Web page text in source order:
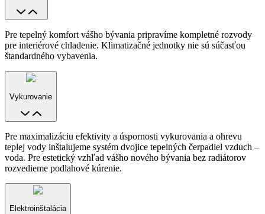
Pre tepelný komfort vášho bývania pripravíme kompletné rozvody
pre interiérové chladenie. Klimatizačné jednotky nie sú súčasťou
štandardného vybavenia.
Vykurovanie
Pre maximalizáciu efektivity a úspornosti vykurovania a ohrevu
teplej vody inštalujeme systém dvojice tepelných čerpadiel vzduch –
voda. Pre estetický vzhľad vášho nového bývania bez radiátorov
rozvedieme podlahové kúrenie.
Elektroinštalácia